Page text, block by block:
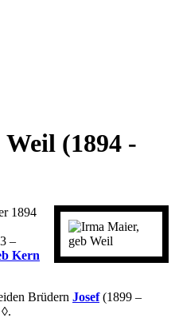
(1894 -
1894
–
Kern
Brüdern Josef(1899 –
◊.